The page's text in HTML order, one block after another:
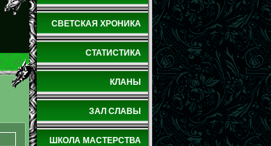
СВЕТСКАЯ ХРОНИКА
СТАТИСТИКА
КЛАНЫ
ЗАЛ СЛАВЫ
ШКОЛА МАСТЕРСТВА